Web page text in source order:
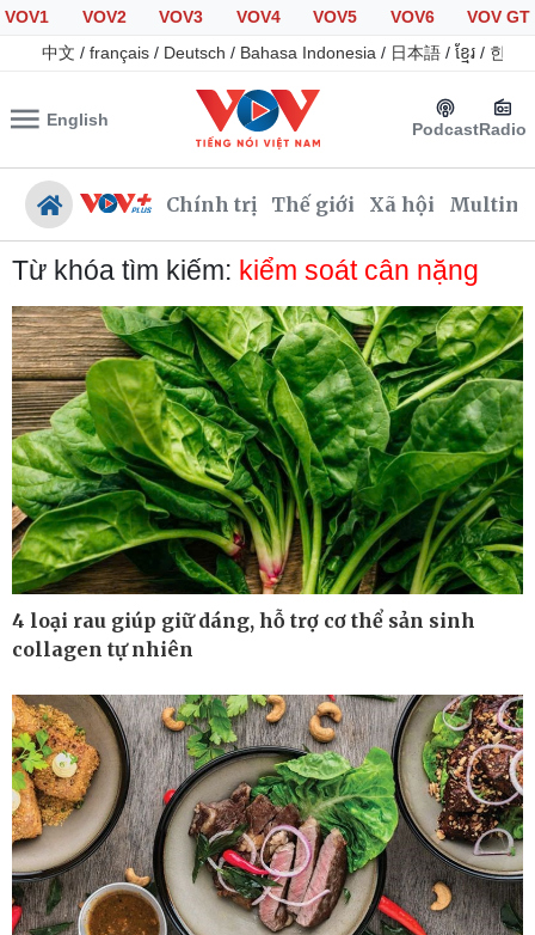
VOV1 VOV2 VOV3 VOV4 VOV5 VOV6
VOV GT
中文 / français / Deutsch / Bahasa Indonesia / 日本語 / ខ្មែរ / 한국
English PodcastRadio
Chính trị Thế giới Xã hội
Chính trị
Đảng
Tổ chức nhân sự
Quốc hội
Nhận diện sự thật
Xã hội
Tin 24h
Giáo dục
Dự báo thời tiết
Dấu ấn VOV
Việc làm
Biển đảo
Từ khóa tìm kiếm: kiểm soát cân nặng
4 loại rau giúp giữ dáng, hỗ trợ cơ thể sản sinh
collagen tự nhiên